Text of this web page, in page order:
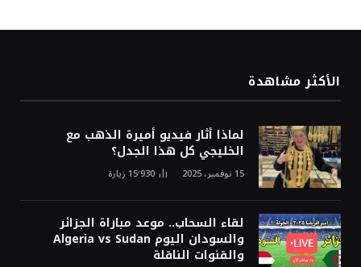
الأكثر مشاهدة
لماذا أثار فيديو أميرة الذهب مع
الخليجي كل هذا الجدل؟
15 نوفمبر، 2025 15٬930 زيارة
لقاء السحاب.. موعد مباراة الجزائر
والسودان اليوم Algeria vs Sudan
والقنوات الناقلة